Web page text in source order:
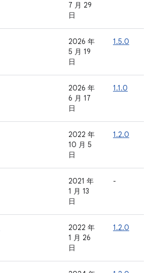
7 月 29
日
2026 年
5 月 19
日
1.5.0
2026 年
6 月 17
日
1.1.0
2022 年
10 月 5
日
1.2.0
2021 年
1 月 13
日
-
2022 年
1 月 26
日
1.2.0